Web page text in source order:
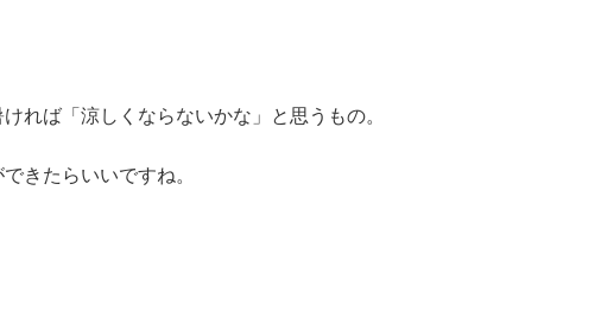
れば「涼しくならないかな」と思うもの。
きたらいいですね。